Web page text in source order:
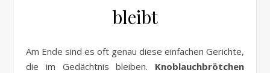
bleibt
Am Ende sind es oft genau diese einfachen Gerichte,
die im Gedächtnis bleiben. Knoblauchbrötchen